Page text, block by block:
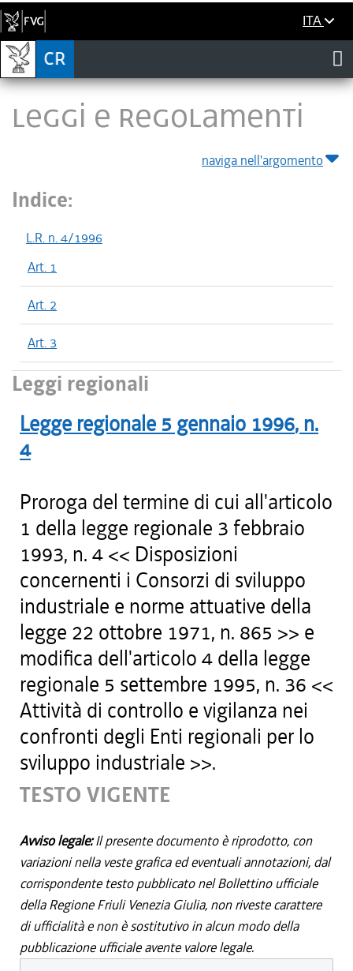
ITA
LEGGI E REGOLAMENTI
naviga nell'argomento
Indice:
L.R. n. 4/1996
Art. 1
Art. 2
Art. 3
Leggi regionali
Legge regionale 5 gennaio 1996, n.
4
Proroga del termine di cui all'articolo
1 della legge regionale 3 febbraio
1993, n. 4 << Disposizioni
concernenti i Consorzi di sviluppo
industriale e norme attuative della
legge 22 ottobre 1971, n. 865 >> e
modifica dell'articolo 4 della legge
regionale 5 settembre 1995, n. 36 <<
Attività di controllo e vigilanza nei
confronti degli Enti regionali per lo
sviluppo industriale >>.
TESTO VIGENTE
Avviso legale:Il presente documento è riprodotto, con
variazioni nella veste grafica ed eventuali annotazioni, dal
corrispondente testo pubblicato nel Bollettino ufficiale
della Regione Friuli Venezia Giulia, non riveste carattere
di ufficialità e non è sostitutivo in alcun modo della
pubblicazione ufficiale avente valore legale.